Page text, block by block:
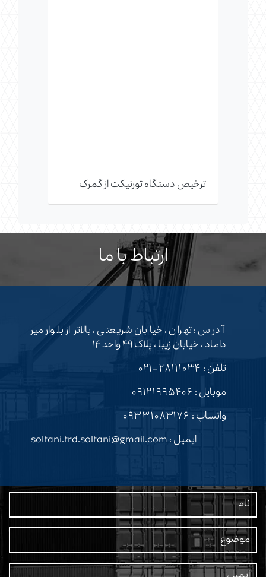
ترخیص دستگاه تورنیکت از گمرک
ارتباط با ما
آدرس : تهران ، خیابان شریعتی ، بالاتر از بلوار میر
داماد ، خیابان زیبا ، پلاک ۴۹ واحد ۱۴
تلفن : ۲۸۱۱۱۰۳۴-۰۲۱
موبایل : ۰۹۱۲۱۹۹۵۴۰۶
واتساپ : ۰۹۳۳۱۰۸۳۱۷۶
ایمیل : soltani.trd.soltani@gmail.com